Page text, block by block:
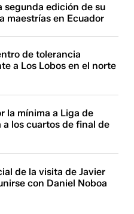
segunda edición de su
maestrías en Ecuador
de tolerancia
a Los Lobos en el norte
la mínima a Liga de
los cuartos de final de
de la visita de Javier
con Daniel Noboa